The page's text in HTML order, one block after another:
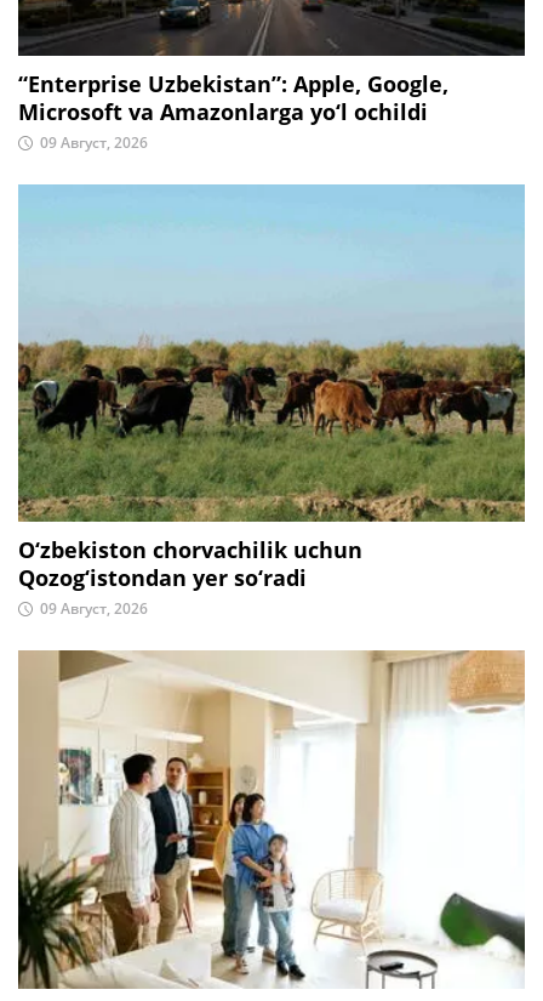
“Enterprise Uzbekistan”: Apple, Google,
Microsoft va Amazonlarga yo‘l ochildi
09 Август, 2026
O‘zbekiston chorvachilik uchun
Qozog‘istondan yer so‘radi
09 Август, 2026